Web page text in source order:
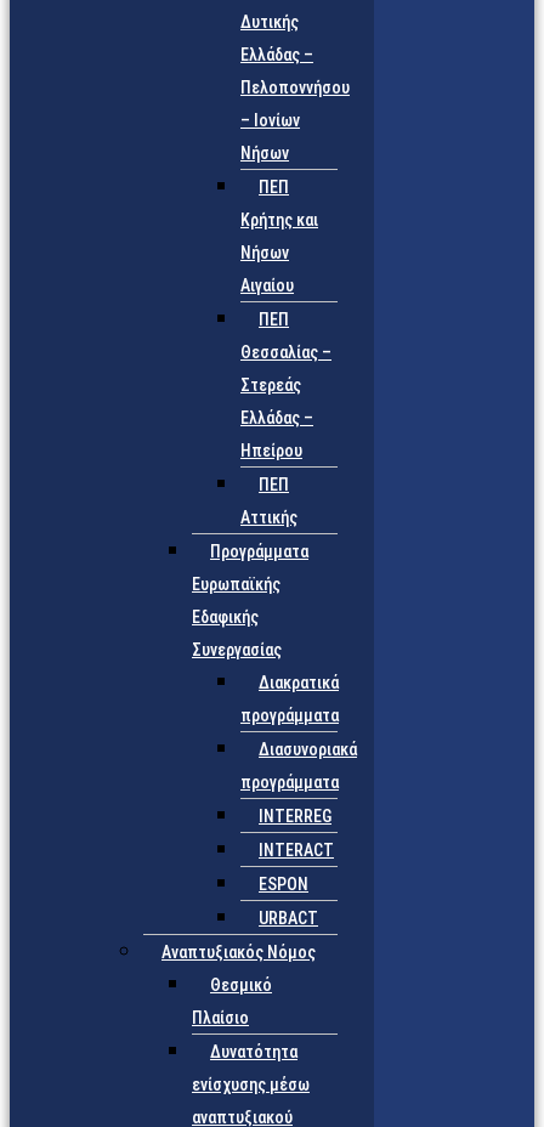
Δυτικής
Ελλάδας –
Πελοποννήσου
– Ιονίων
Νήσων
ΠΕΠ
Κρήτης και
Νήσων
Αιγαίου
ΠΕΠ
Θεσσαλίας –
Στερεάς
Ελλάδας –
Ηπείρου
ΠΕΠ
Αττικής
Προγράμματα
Ευρωπαϊκής
Εδαφικής
Συνεργασίας
Διακρατικά
προγράμματα
Διασυνοριακά
προγράμματα
INTERREG
INTERACT
ESPON
URBACT
Αναπτυξιακός Νόμος
Θεσμικό
Πλαίσιο
Δυνατότητα
ενίσχυσης μέσω
αναπτυξιακού